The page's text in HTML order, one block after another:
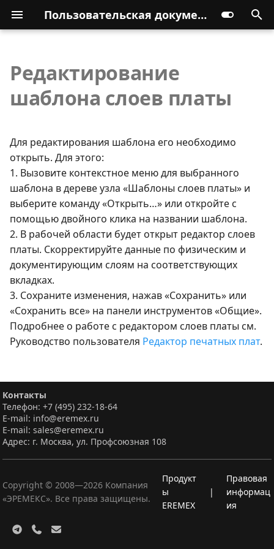
Пользовательская документация
Редактирование
шаблона слоев платы
Для редактирования шаблона его необходимо
открыть. Для этого:
1. Вызовите контекстное меню для выбранного
шаблона в дереве узла «Шаблоны слоев платы» и
выберите команду «Открыть…» или откройте с
помощью двойного клика на названии шаблона.
2. В рабочей области будет открыт редактор слоев
платы. Скорректируйте данные по физическим и
документирующим слоям на соответствующих
вкладках.
3. Сохраните изменения, нажав «Сохранить» или
«Сохранить все» на панели инструментов «Общие».
Подробнее о работе с редактором слоев платы см.
Руководство пользователя Редактор печатных плат.
Контакты
Телефон: +7 (495) 232-18-64
E-mail: info@eremex.ru
E-mail: sales@eremex.ru
Адрес: г. Москва, ул. Профсоюзная 108
Copyright © 2008—2026 Компания
«ЭРЕМЕКС». Все права защищены.
Продукт
ы
EREMEX
|
Правовая
информац
ия